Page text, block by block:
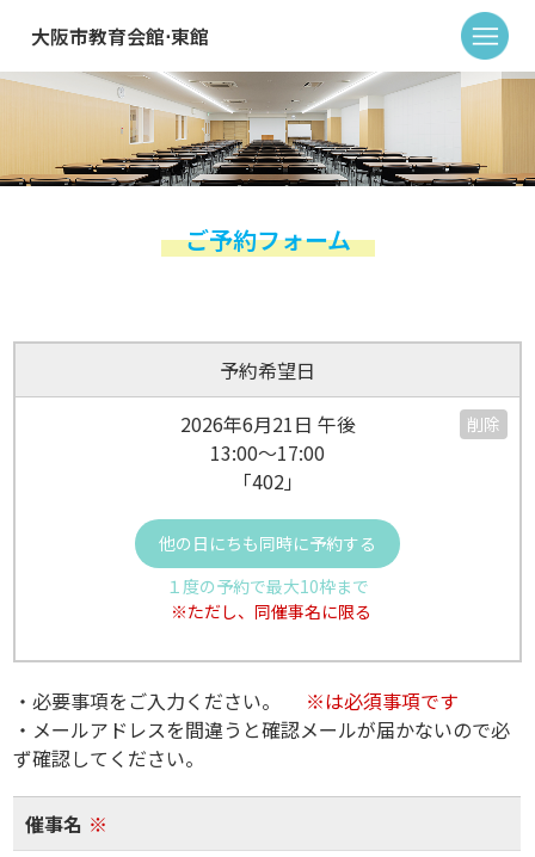
大阪市教育会館⋅東館
ご予約フォーム
予約希望日
2026年6月21日 午後
13:00～17:00
「402」
削除
他の日にちも同時に予約する
１度の予約で最大10枠まで
※ただし、同催事名に限る
・必要事項をご入力ください。
※は必須事項です
・メールアドレスを間違うと確認メールが届かないので必
ず確認してください。
催事名 ※